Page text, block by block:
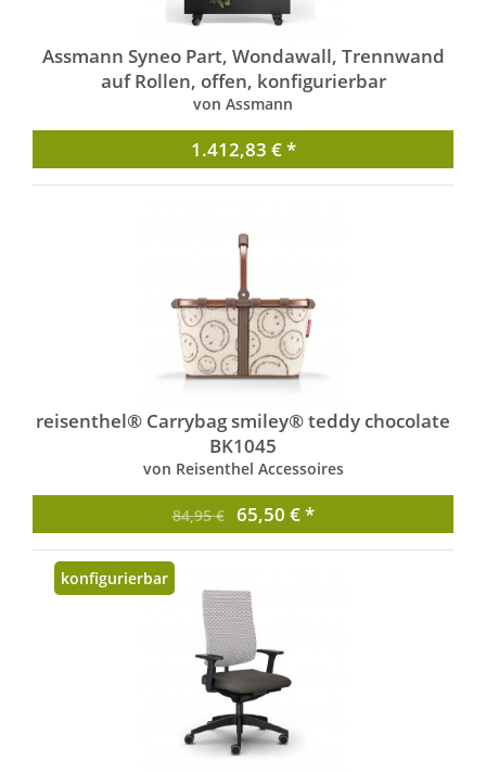
Assmann Syneo Part, Wondawall, Trennwand
auf Rollen, offen, konfigurierbar
von Assmann
1.412,83 € *
reisenthel® Carrybag smiley® teddy chocolate
BK1045
von Reisenthel Accessoires
84,95 € 65,50 € *
konfigurierbar